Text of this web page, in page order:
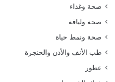
صحة وغذاء
صحة ولياقة
صحة ونمط حياة
طب الأنف والأذن والحنجرة
عطور